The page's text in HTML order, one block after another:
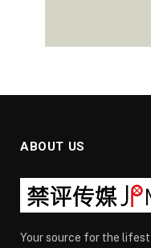
ABOUT US
Your source for the